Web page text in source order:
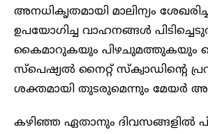
അനധികൃതമായി മാലിന്യം
ഉപയോഗിച്ച വാഹനങ്ങൾ
കൈമാറുകയും പിഴചുമത്തുകയും
സ്പെഷ്യൽ നൈറ്റ്‌ സ്‌ക്വാഡിന്‍റെ
ശക്തമായി തുടരുമെന്നും മേയർ
കഴിഞ്ഞ ഏതാനും ദിവസങ്ങളിൽ